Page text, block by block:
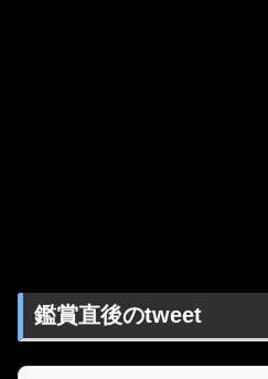
鑑賞直後のtweet